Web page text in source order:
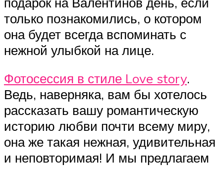
только познакомились, о котором
она будет всегда вспоминать с
нежной улыбкой на лице.
Фотосессия в стиле Love story.
Ведь, наверняка, вам бы хотелось
рассказать вашу романтическую
историю любви почти всему миру,
она же такая нежная, удивительная
и неповторимая! И мы предлагаем